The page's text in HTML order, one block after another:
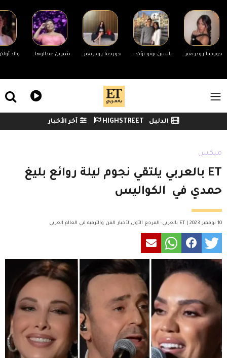
جورجينا رودريغيز ترد على التنمر بسبب جسمها.. ورونالدو يدعمها ياسين بونو يؤكد انفصاله عن زوجته لأول مرة وينهي الجدل جورجينا رودريغيز ترد على منتقدي جسمها شيرين عبدالوهاب تحضر مفاجأة لجمهورها في حفلها غدًا بالساحل الشمالي
Menu
Watch menu الدليل HIGHSTREET آخر الأخبار
ميكس
ET بالعربي يلتقي نجوم ليلة روائع بليغ
حمدي في الكواليس
10 نوفمبر 2023 | ET بالعربي: المرجع الأول لأخبار الفن والترفيه في العالم العربي